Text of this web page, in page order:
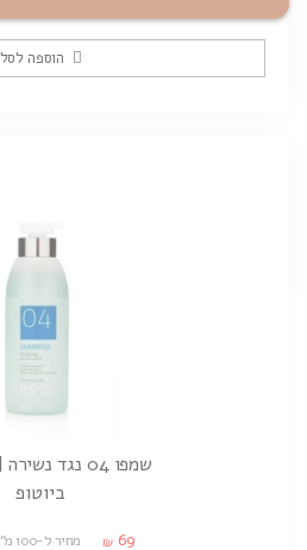
הוספה לסל
שמפו 04 נגד נשירה | 500 מ"ל
ביוטופ
₪ 69 מחיר ל-100 מ"ל: ₪13.80